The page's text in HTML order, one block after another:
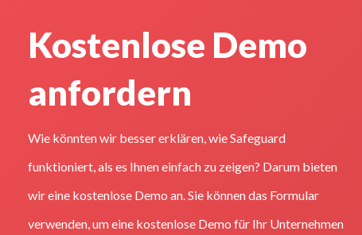
Kostenlose Demo
anfordern
Wie könnten wir besser erklären, wie Safeguard
funktioniert, als es Ihnen einfach zu zeigen? Darum bieten
wir eine kostenlose Demo an. Sie können das Formular
verwenden, um eine kostenlose Demo für Ihr Unternehmen